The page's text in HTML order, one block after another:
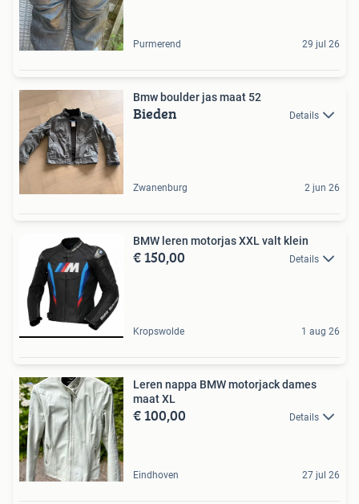
Purmerend 29 jul 26
Bmw boulder jas maat 52
Bieden Details
Zwanenburg 2 jun 26
BMW leren motorjas XXL valt klein
€ 150,00 Details
Kropswolde 1 aug 26
Leren nappa BMW motorjack dames
maat XL
€ 100,00 Details
Eindhoven 27 jul 26